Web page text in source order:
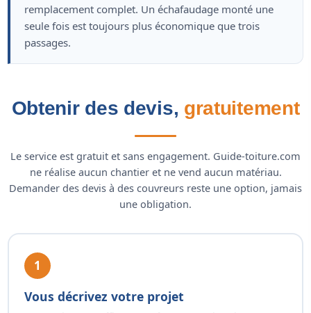
remplacement complet. Un échafaudage monté une
seule fois est toujours plus économique que trois
passages.
Obtenir des devis, gratuitement
Le service est gratuit et sans engagement. Guide-toiture.com
ne réalise aucun chantier et ne vend aucun matériau.
Demander des devis à des couvreurs reste une option, jamais
une obligation.
1
Vous décrivez votre projet